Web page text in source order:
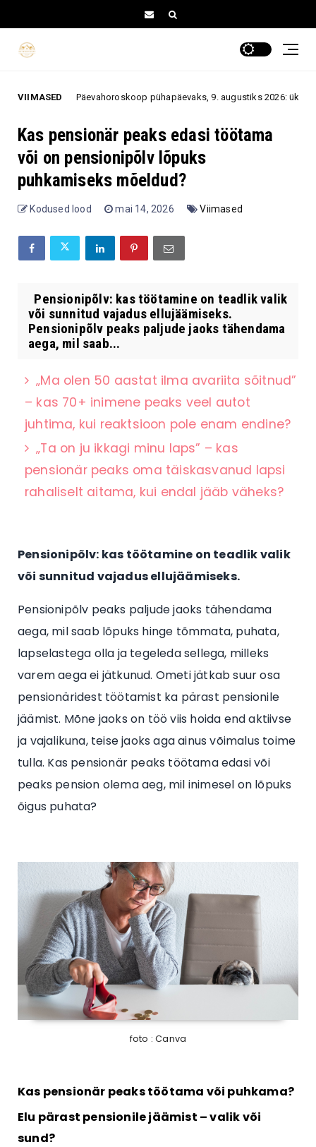
VIIMASED
Päevahoroskoop pühapäevaks, 9. augustiks 2026: üks ootamatu
Kas pensionär peaks edasi töötama
või on pensionipõlv lõpuks
puhkamiseks mõeldud?
Kodused lood mai 14, 2026 Viimased
Pensionipõlv: kas töötamine on teadlik valik
või sunnitud vajadus ellujäämiseks.
Pensionipõlv peaks paljude jaoks tähendama
aega, mil saab...
„Ma olen 50 aastat ilma avariita sõitnud”
– kas 70+ inimene peaks veel autot
juhtima, kui reaktsioon pole enam endine?
„Ta on ju ikkagi minu laps” – kas
pensionär peaks oma täiskasvanud lapsi
rahaliselt aitama, kui endal jääb väheks?
Pensionipõlv: kas töötamine on teadlik valik
või sunnitud vajadus ellujäämiseks.
Pensionipõlv peaks paljude jaoks tähendama
aega, mil saab lõpuks hinge tõmmata, puhata,
lapselastega olla ja tegeleda sellega, milleks
varem aega ei jätkunud. Ometi jätkab suur osa
pensionäridest töötamist ka pärast pensionile
jäämist. Mõne jaoks on töö viis hoida end aktiivse
ja vajalikuna, teise jaoks aga ainus võimalus toime
tulla. Kas pensionär peaks töötama edasi või
peaks pension olema aeg, mil inimesel on lõpuks
õigus puhata?
foto : Canva
Kas pensionär peaks töötama või puhkama?
Elu pärast pensionile jäämist – valik või
sund?